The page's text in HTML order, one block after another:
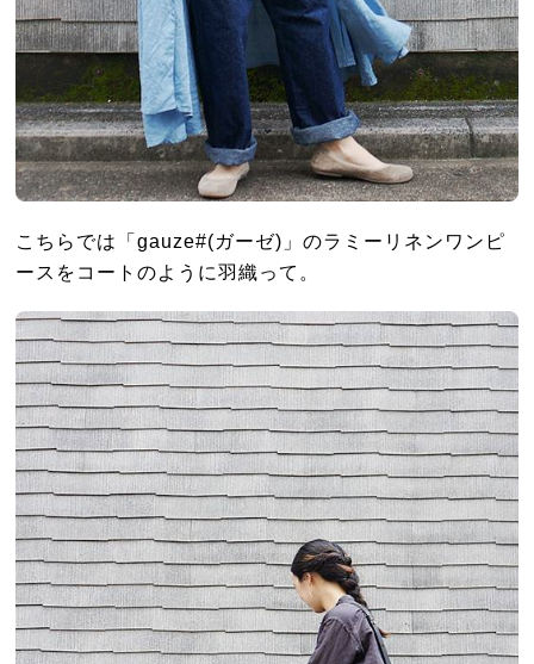
こちらでは「gauze#(ガーゼ)」のラミーリネンワンピ
ースをコートのように羽織って。